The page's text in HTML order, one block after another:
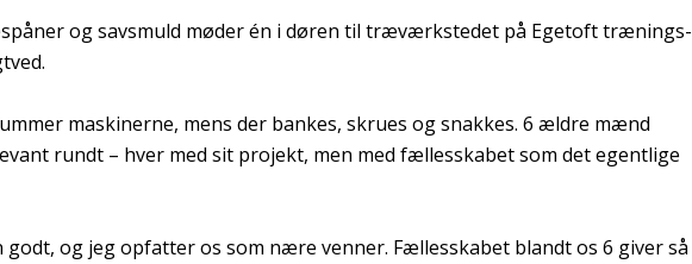
og savsmuld møder én i døren til træværkstedet på Egetoft trænings-
maskinerne, mens der bankes, skrues og snakkes. 6 ældre mænd
rundt – hver med sit projekt, men med fællesskabet som det egentlige
godt, og jeg opfatter os som nære venner. Fællesskabet blandt os 6 giver så